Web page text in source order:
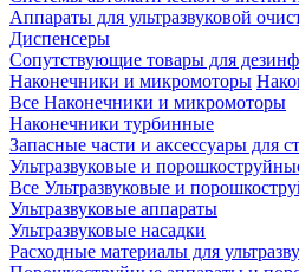
Аппараты для ультразвуковой
Диспенсеры
Сопутствующие товары для
Наконечники и микромоторы
Все Наконечники и микромоторы
Наконечники турбинные
Запасные части и аксессуары для
Ультразвуковые и
Все Ультразвуковые и
Ультразвуковые аппараты
Ультразвуковые насадки
Расходные материалы для